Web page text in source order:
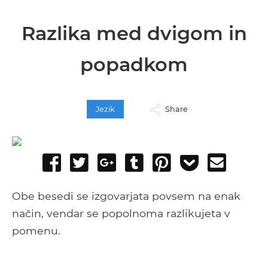
Razlika med dvigom in
popadkom
Jezik Share
Share
Facebook
Tweet
Share
Google+
Post
Tumblr
Pin
Add
Pocket
Obe besedi se izgovarjata povsem na enak
način, vendar se popolnoma razlikujeta v
pomenu.